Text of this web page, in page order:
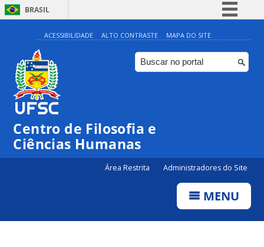
BRASIL
Simplifique!
Comunica BR
Participe
ACESSIBILIDADE ALTO CONTRASTE MAPA DO SITE
Centro de Filosofia e
Ciências Humanas
Área Restrita Administradores do Site
MENU